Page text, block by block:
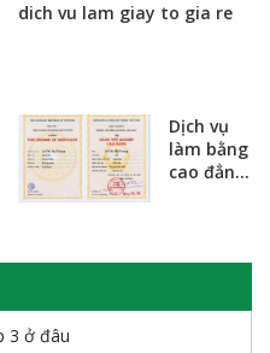
dich vu lam giay to gia re
Dịch vụ
làm bằng
cao đẳng
quốc
3 ở đâu